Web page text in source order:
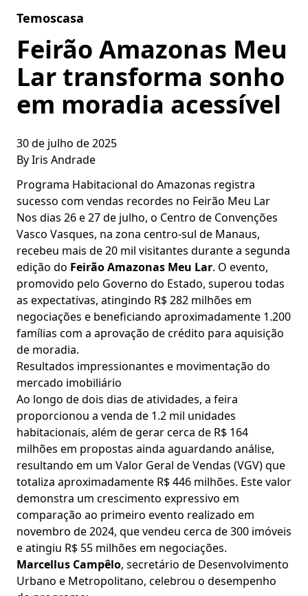
Temoscasa
Feirão Amazonas Meu
Lar transforma sonho
em moradia acessível
30 de julho de 2025
ByIris Andrade
Programa Habitacional do Amazonas registra
sucesso com vendas recordes no Feirão Meu Lar
Nos dias 26 e 27 de julho, o Centro de Convenções
Vasco Vasques, na zona centro-sul de Manaus,
recebeu mais de 20 mil visitantes durante a segunda
edição do Feirão Amazonas Meu Lar. O evento,
promovido pelo Governo do Estado, superou todas
as expectativas, atingindo R$ 282 milhões em
negociações e beneficiando aproximadamente 1.200
famílias com a aprovação de crédito para aquisição
de moradia.
Resultados impressionantes e movimentação do
mercado imobiliário
Ao longo de dois dias de atividades, a feira
proporcionou a venda de 1.2 mil unidades
habitacionais, além de gerar cerca de R$ 164
milhões em propostas ainda aguardando análise,
resultando em um Valor Geral de Vendas (VGV) que
totaliza aproximadamente R$ 446 milhões. Este valor
demonstra um crescimento expressivo em
comparação ao primeiro evento realizado em
novembro de 2024, que vendeu cerca de 300 imóveis
e atingiu R$ 55 milhões em negociações.
Marcellus Campêlo, secretário de Desenvolvimento
Urbano e Metropolitano, celebrou o desempenho